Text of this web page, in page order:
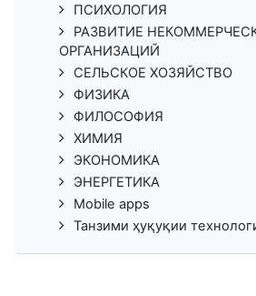
ПСИХОЛОГИЯ
РАЗВИТИЕ
ОРГАНИЗАЦИЙ
СЕЛЬСКОЕ ХОЗЯЙСТВО
ФИЗИКА
ФИЛОСОФИЯ
ХИМИЯ
ЭКОНОМИКА
ЭНЕРГЕТИКА
Mobile apps
Танзими ҳуқуқии